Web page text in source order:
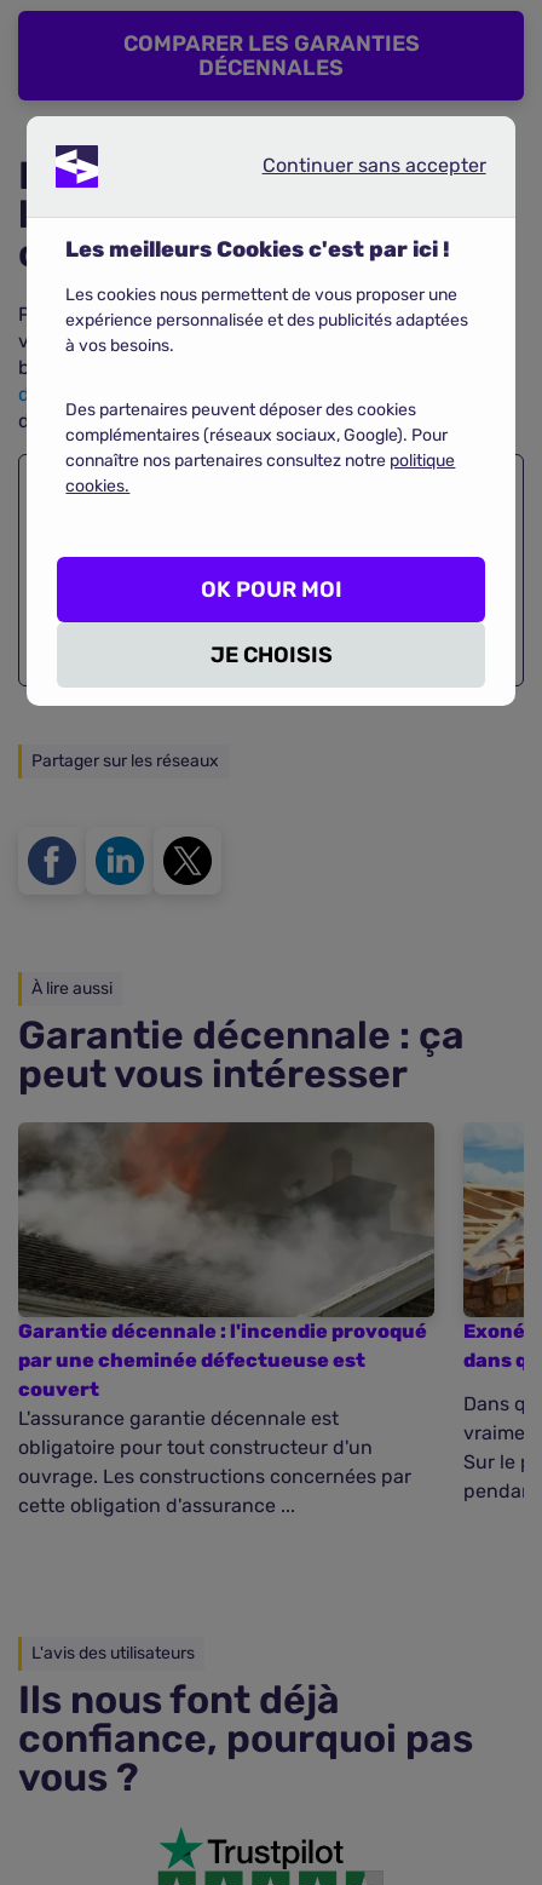
COMPARER LES GARANTIES
DÉCENNALES
Recommandations pour
les assurances
construction
Pour éviter des litiges similaires et vous assurer que
vous êtes bien couvert, il est essentiel de choisir la
bonne assurance. Utilisez notre
d'assurances habitation
différentes offres des assureurs et leurs tarifs.
garantie décennale
Comparer
Partager sur les réseaux
À lire aussi
Garantie décennale : ça
peut vous intéresser
Garantie décennale : l'incendie provoqué
par une cheminée défectueuse est
couvert
L'assurance garantie décennale est
obligatoire pour tout constructeur d'un
ouvrage. Les constructions concernées par
cette obligation d'assurance ...
dans
Dans
Sur le
pendant
L'avis des utilisateurs
Ils nous font déjà
confiance, pourquoi pas
vous ?
Continuer sans accepter
Les meilleurs Cookies c'est par ici !
Les cookies nous permettent de vous proposer une
expérience personnalisée et des publicités adaptées
à vos besoins.
Des partenaires peuvent déposer des cookies
complémentaires (réseaux sociaux, Google). Pour
connaître nos partenaires consultez notre politique
cookies.
JE CHOISIS
OK POUR MOI
Continuer sans accepter